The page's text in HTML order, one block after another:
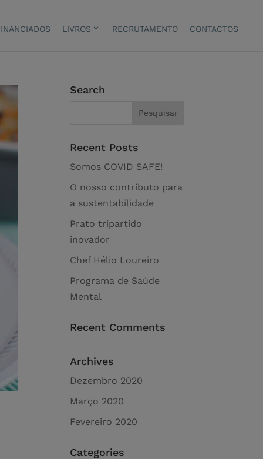
LIVROS RECRUTAMENTO CONTACTOS
Search
Recent Posts
Somos COVID SAFE!
O nosso contributo para
a sustentabilidade
Prato tripartido
inovador
Chef Hélio Loureiro
Programa de Saúde
Mental
Recent Comments
Archives
Dezembro 2020
Março 2020
Fevereiro 2020
Categories